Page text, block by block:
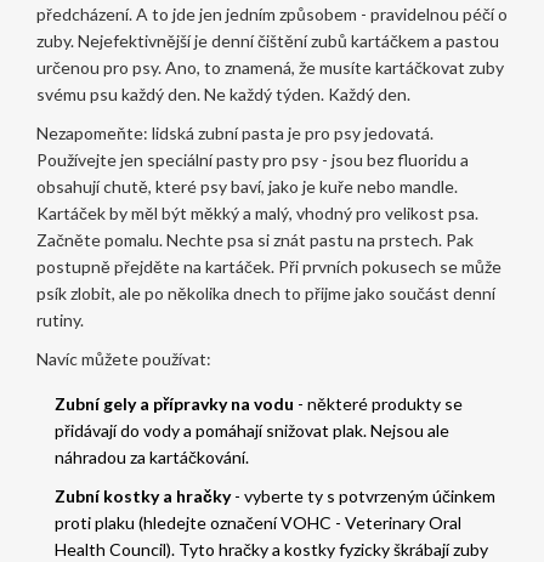
předcházení. A to jde jen jedním způsobem - pravidelnou péčí o
zuby. Nejefektivnější je denní čištění zubů kartáčkem a pastou
určenou pro psy. Ano, to znamená, že musíte kartáčkovat zuby
svému psu každý den. Ne každý týden. Každý den.
Nezapomeňte: lidská zubní pasta je pro psy jedovatá.
Používejte jen speciální pasty pro psy - jsou bez fluoridu a
obsahují chutě, které psy baví, jako je kuře nebo mandle.
Kartáček by měl být měkký a malý, vhodný pro velikost psa.
Začněte pomalu. Nechte psa si znát pastu na prstech. Pak
postupně přejděte na kartáček. Při prvních pokusech se může
psík zlobit, ale po několika dnech to přijme jako součást denní
rutiny.
Navíc můžete používat:
Zubní gely a přípravky na vodu - některé produkty se
přidávají do vody a pomáhají snižovat plak. Nejsou ale
náhradou za kartáčkování.
Zubní kostky a hračky- vyberte ty s potvrzeným účinkem
proti plaku (hledejte označení VOHC - Veterinary Oral
Health Council). Tyto hračky a kostky fyzicky škrábají zuby